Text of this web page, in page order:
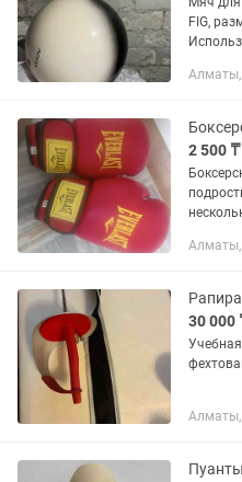
FIG,
таких
Алматы,
2 500 ₸
Алматы,
30 000
Алматы,
Пуанты